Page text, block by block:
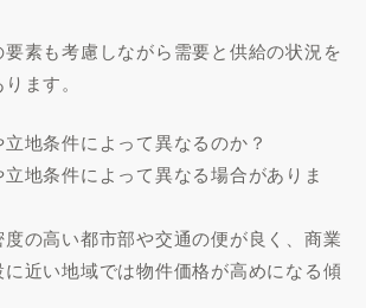
要素も考慮しながら需要と供給の状況を
ます。
地条件によって異なるのか？
地条件によって異なる場合がありま
の高い都市部や交通の便が良く、商業
近い地域では物件価格が高めになる傾